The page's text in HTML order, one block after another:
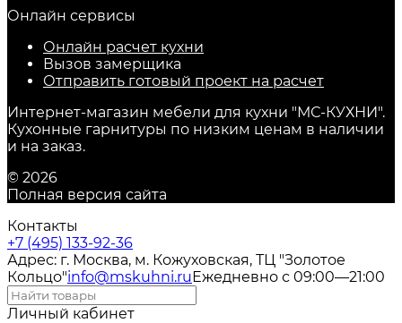
Онлайн сервисы
Онлайн расчет кухни
Вызов замерщика
Отправить готовый проект на расчет
Интернет-магазин мебели для кухни "МС-КУХНИ".
Кухонные гарнитуры по низким ценам в наличии
и на заказ.
© 2026
Полная версия сайта
Контакты
+7 (495) 133-92-36
Адрес: г. Москва, м. Кожуховская, ТЦ "Золотое
Кольцо"info@mskuhni.ruЕжедневно с 09:00—21:00
Личный кабинет